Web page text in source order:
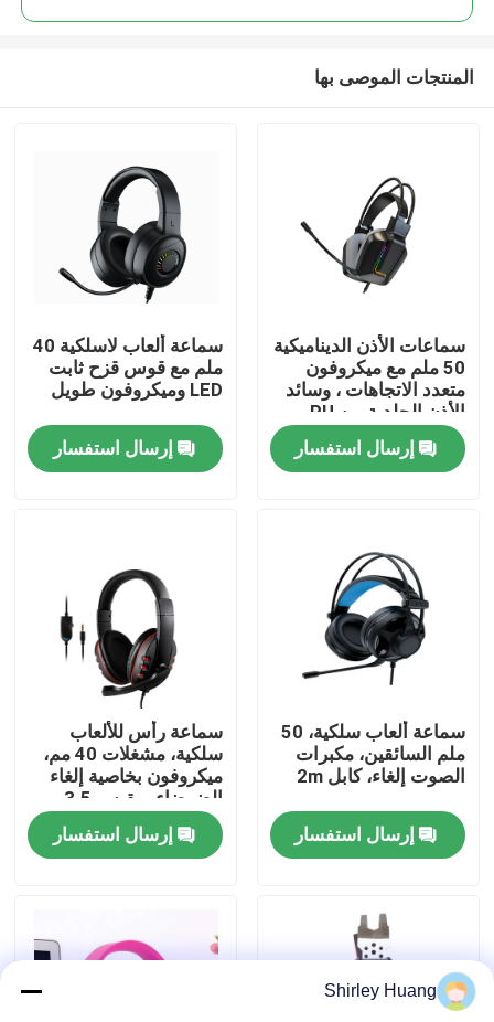
المنزل
المنتجات
جولة في المصنع
مراقبة الجودة
اتصل بنا
اطلب اقتباس
لوحة مفاتيح وماوس كمبيوتر سلكي
المنتجات الموصى بها
سماعات الأذن الديناميكية
50 ملم مع ميكروفون
متعدد الاتجاهات ، وسائد
الأذن الجلدية من PU
إرسال استفسار
سماعة ألعاب لاسلكية 40
ملم مع قوس قزح ثابت
LED وميكروفون طويل
إرسال استفسار
سماعة ألعاب سلكية، 50
ملم السائقين، مكبرات
الصوت إلغاء، كابل 2m
إرسال استفسار
سماعة رأس للألعاب
سلكية، مشغلات 40 مم،
ميكروفون بخاصية إلغاء
مزدوج + USB، كابل
بطول 2 متر إرسال استفسار
Shirley Huang